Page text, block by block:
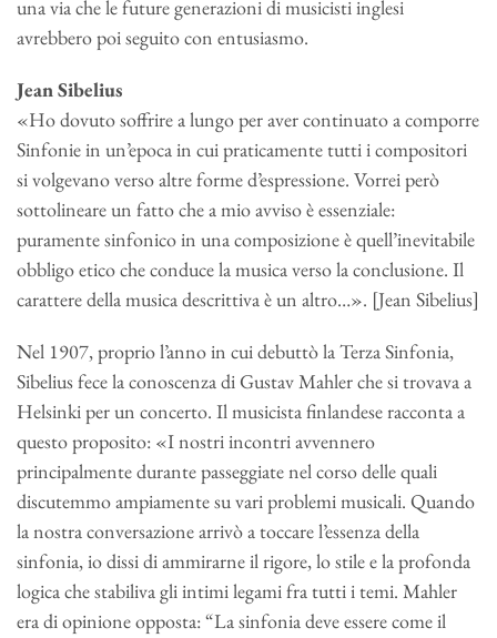
una via che le future generazioni di musicisti inglesi
avrebbero poi seguito con entusiasmo.
Jean Sibelius
«Ho dovuto soffrire a lungo per aver continuato a comporre
Sinfonie in un’epoca in cui praticamente tutti i compositori
si volgevano verso altre forme d’espressione. Vorrei però
sottolineare un fatto che a mio avviso è essenziale:
puramente sinfonico in una composizione è quell’inevitabile
obbligo etico che conduce la musica verso la conclusione. Il
carattere della musica descrittiva è un altro…». [Jean Sibelius]
Nel 1907, proprio l’anno in cui debuttò la Terza Sinfonia,
Sibelius fece la conoscenza di Gustav Mahler che si trovava a
Helsinki per un concerto. Il musicista finlandese racconta a
questo proposito: «I nostri incontri avvennero
principalmente durante passeggiate nel corso delle quali
discutemmo ampiamente su vari problemi musicali. Quando
la nostra conversazione arrivò a toccare l’essenza della
sinfonia, io dissi di ammirarne il rigore, lo stile e la profonda
logica che stabiliva gli intimi legami fra tutti i temi. Mahler
era di opinione opposta: “La sinfonia deve essere come il